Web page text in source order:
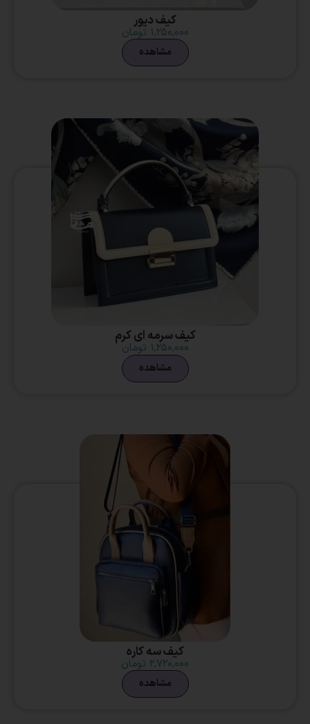
کیف دیور
۱,۲۵۰,۰۰۰ تومان
مشاهده
کیف سرمه ای کرم
۱,۲۵۰,۰۰۰ تومان
مشاهده
کیف سه کاره
۲,۷۲۰,۰۰۰ تومان
مشاهده